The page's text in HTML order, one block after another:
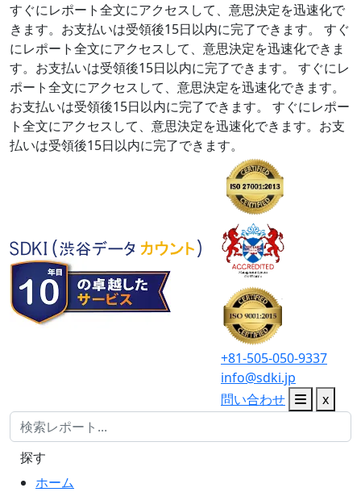
すぐにレポート全文にアクセスして、意思決定を迅速化で
きます。お支払いは受領後15日以内に完了できます。
すぐ
にレポート全文にアクセスして、意思決定を迅速化できま
す。お支払いは受領後15日以内に完了できます。
すぐにレ
ポート全文にアクセスして、意思決定を迅速化できます。
お支払いは受領後15日以内に完了できます。
すぐにレポー
ト全文にアクセスして、意思決定を迅速化できます。お支
払いは受領後15日以内に完了できます。
+81-505-050-9337
info@sdki.jp
問い合わせ
x
ホーム
探す